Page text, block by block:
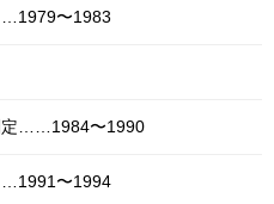
〜1983
定……1984〜1990
〜1994